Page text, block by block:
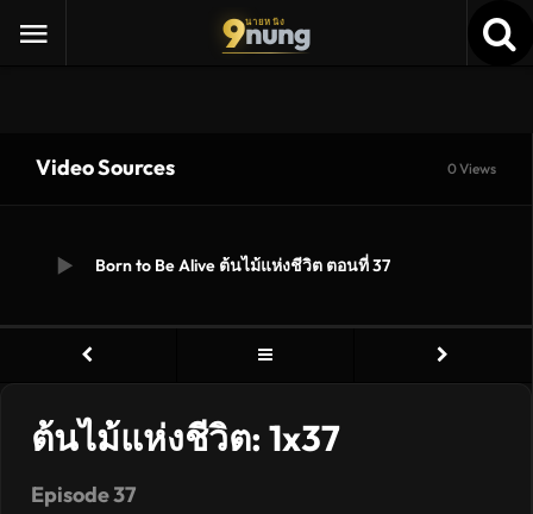
9นายหนัง
nung
Video Sources 0 Views
Born to Be Alive ต้นไม้แห่งชีวิต ตอนที่ 37
ต้นไม้แห่งชีวิต: 1x37
Episode 37